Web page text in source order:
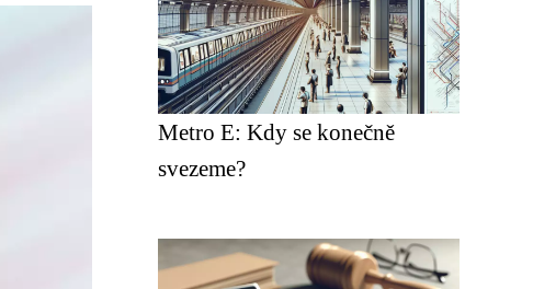
Metro E: Kdy se konečně
svezeme?